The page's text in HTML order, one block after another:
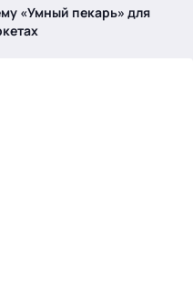
«Умный пекарь» для